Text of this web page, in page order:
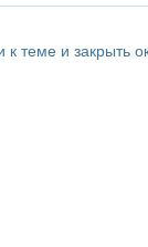
к теме и закрыть